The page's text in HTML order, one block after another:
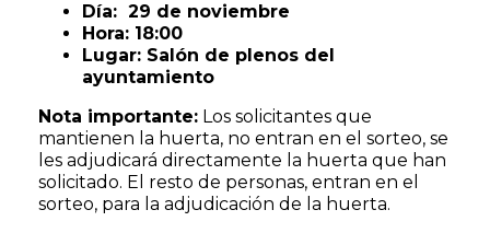
Día: 29 de noviembre
Hora: 18:00
Lugar: Salón de plenos del
ayuntamiento
Nota importante: Los solicitantes que
mantienen la huerta, no entran en el sorteo, se
les adjudicará directamente la huerta que han
solicitado. El resto de personas, entran en el
sorteo, para la adjudicación de la huerta.